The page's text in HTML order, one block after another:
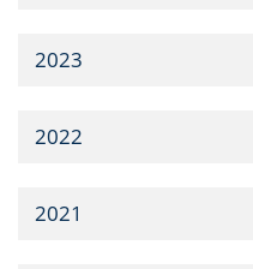
2023
2022
2021